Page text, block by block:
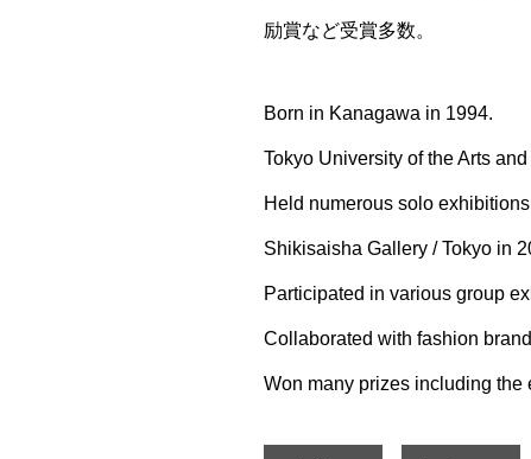
励賞など受賞多数。
Born in Kanagawa in 1994.
Tokyo University of the Arts
Held numerous solo
Shikisaisha Gallery / Tokyo in
Participated in various group
Collaborated with fashion
Won many prizes including the